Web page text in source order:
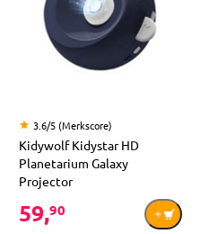
3.6/5 (Merkscore)
Kidywolf Kidystar HD
Planetarium Galaxy
Projector
59,90